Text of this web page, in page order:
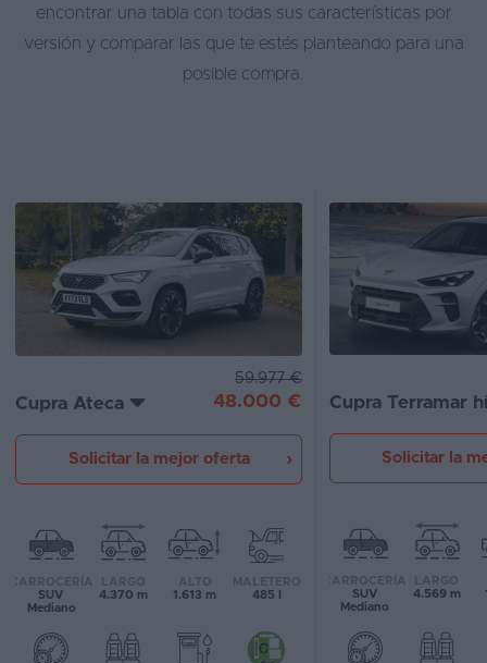
Suscripción
Stock
Híbridos
Ofertas
Asistente
Foro
de
opiniones
de
compra
Comparador
Favoritos
encontrar una tabla con todas sus características por
versión y comparar las que te estés planteando para una
posible compra.
Cupra Ateca
59.977 €
48.000 €
Solicitar la mejor oferta
CARROCERÍA
SUV
Mediano
LARGO
4.370 m
ALTO
1.613 m
MALETERO
485 l
Cupra Terramar
Solicitar la
CARROCERÍA
SUV
Mediano
LARGO
4.569 m